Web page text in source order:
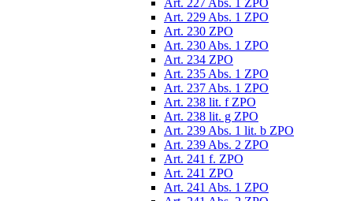
Art. 227 Abs. 1 ZPO
Art. 229 Abs. 1 ZPO
Art. 230 ZPO
Art. 230 Abs. 1 ZPO
Art. 234 ZPO
Art. 235 Abs. 1 ZPO
Art. 237 Abs. 1 ZPO
Art. 238 lit. f ZPO
Art. 238 lit. g ZPO
Art. 239 Abs. 1 lit. b ZPO
Art. 239 Abs. 2 ZPO
Art. 241 f. ZPO
Art. 241 ZPO
Art. 241 Abs. 1 ZPO